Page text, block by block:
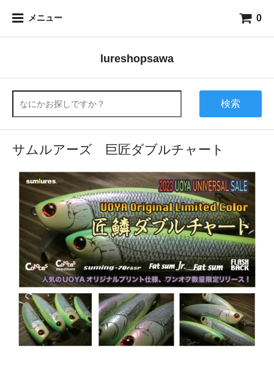
メニュー 0
lureshopsawa
検索
サムルアーズ 巨匠ダブルチャート